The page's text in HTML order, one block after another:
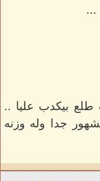
...
طلع بيكدب عليا ..
جدا وله وزنه